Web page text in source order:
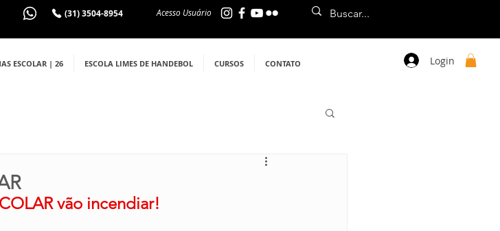
(31) 3504-8954 Acesso Usuário
ESCOLAR | 26 ESCOLA LIMES DE HANDEBOL CURSOS CONTATO Login
vão incendiar!